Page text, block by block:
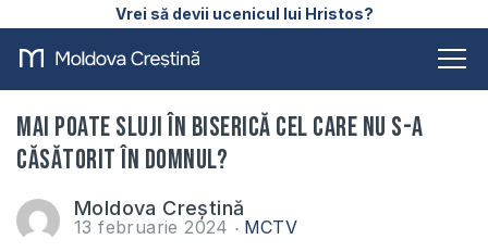
Vrei să devii ucenicul lui Hristos?
Mai poate sluji în biserică cel care nu s-a
căsătorit în Domnul?
Moldova Creștină
13 februarie 2024 MCTV